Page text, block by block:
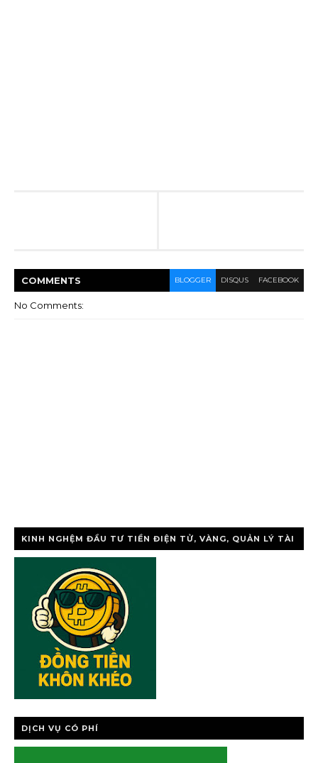
COMMENTS BLOGGER DISQUS FACEBOOK
No Comments:
KINH NGHỆM ĐẦU TƯ TIỀN ĐIỆN TỬ, VÀNG, QUẢN LÝ TÀI
DỊCH VỤ CÓ PHÍ